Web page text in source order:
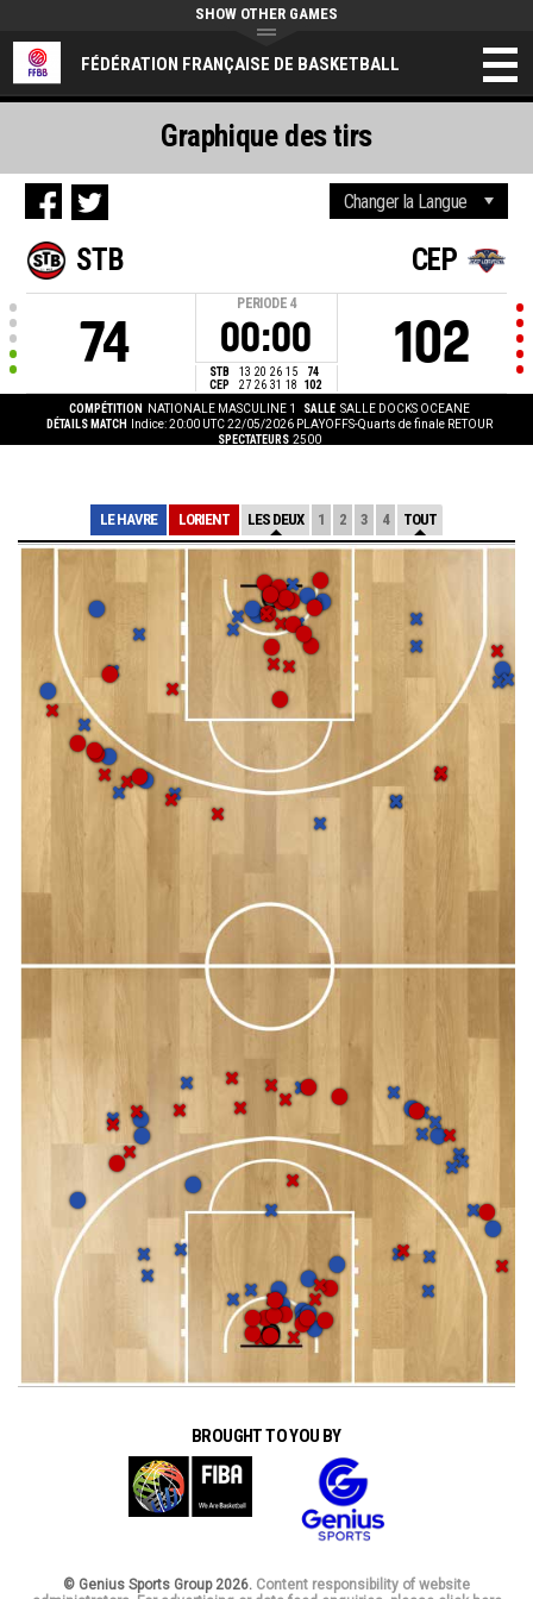
FÉDÉRATION FRANÇAISE DE BASKETBALL
SHOW OTHER GAMES
STB
74
PERIODE 4
00:00
STB 13 20 26 15
74
CEP
27 26 31 18 102
CEP
102
COMPÉTITION NATIONALE MASCULINE 1 SALLE SALLE DOCKS OCEANE
DÉTAILS MATCH
Indice: 20:00 UTC 22/05/2026 PLAYOFFS-Quarts de finale RETOUR
SPECTATEURS 2500
Graphique des tirs
LE HAVRE LORIENT LES DEUX 1 2 3 4 TOUT
BROUGHT TO YOU BY
© Genius Sports Group 2026. Content responsibility of website